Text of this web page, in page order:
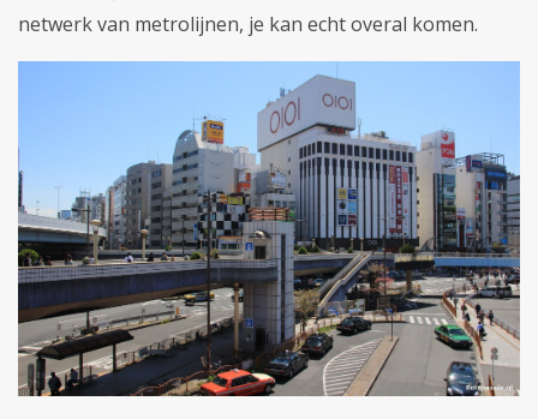
netwerk van metrolijnen, je kan echt overal komen.